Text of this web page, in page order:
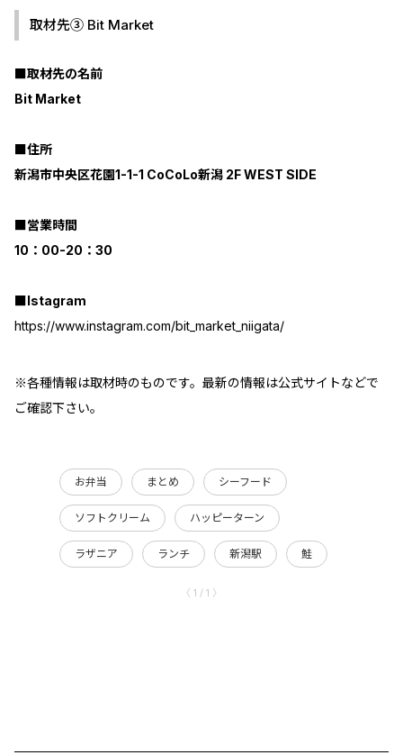
取材先③ Bit Market
■取材先の名前
Bit Market
■住所
新潟市中央区花園1-1-1 CoCoLo新潟 2F WEST SIDE
■営業時間
10：00-20：30
■Istagram
https://www.instagram.com/bit_market_niigata/
※各種情報は取材時のものです。最新の情報は公式サイトなどで
ご確認下さい。
お弁当 まとめ シーフード
ソフトクリーム ハッピーターン
ラザニア ランチ 新潟駅 鮭
〈 1 / 1 〉